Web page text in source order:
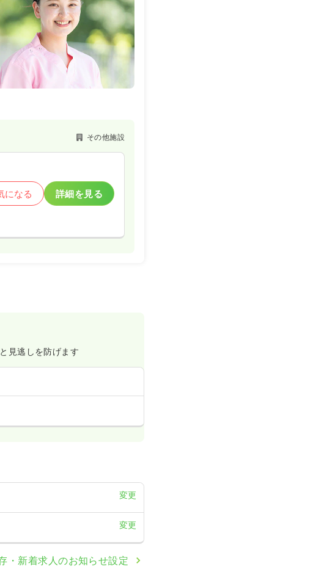
その他施設
になる 詳細を見る
見逃しを防げます
変更
変更
・新着求人のお知らせ設定